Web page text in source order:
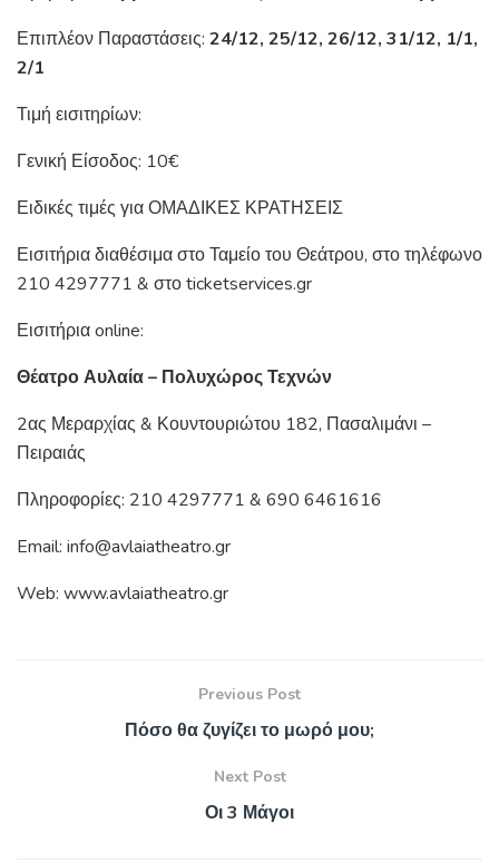
Επιπλέον Παραστάσεις: 24/12, 25/12, 26/12, 31/12, 1/1,
2/1
Τιμή εισιτηρίων:
Γενική Είσοδος: 10€
Ειδικές τιμές για ΟΜΑΔΙΚΕΣ ΚΡΑΤΗΣΕΙΣ
Εισιτήρια διαθέσιμα στο Ταμείο του Θεάτρου, στο τηλέφωνο
210 4297771 & στο ticketservices.gr
Εισιτήρια online:
Θέατρο Αυλαία – Πολυχώρος Τεχνών
2ας Μεραρχίας & Κουντουριώτου 182, Πασαλιμάνι –
Πειραιάς
Πληροφορίες: 210 4297771 & 690 6461616
Email: info@avlaiatheatro.gr
Web: www.avlaiatheatro.gr
Previous Post
Πόσο θα ζυγίζει το μωρό μου;
Next Post
Οι 3 Μάγοι